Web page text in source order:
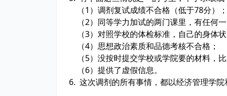
（1）调剂复试成绩不合格（低于78分）；
（2）同等学力加试的两门课里，有任何
（3）对照学校的体检标准，自己的身体
（4）思想政治素质和品德考核不合格；
（5）没按时提交学校或学院要的材料，
（6）提供了虚假信息。
6. 这次调剂的所有事情，都以经济管理学院